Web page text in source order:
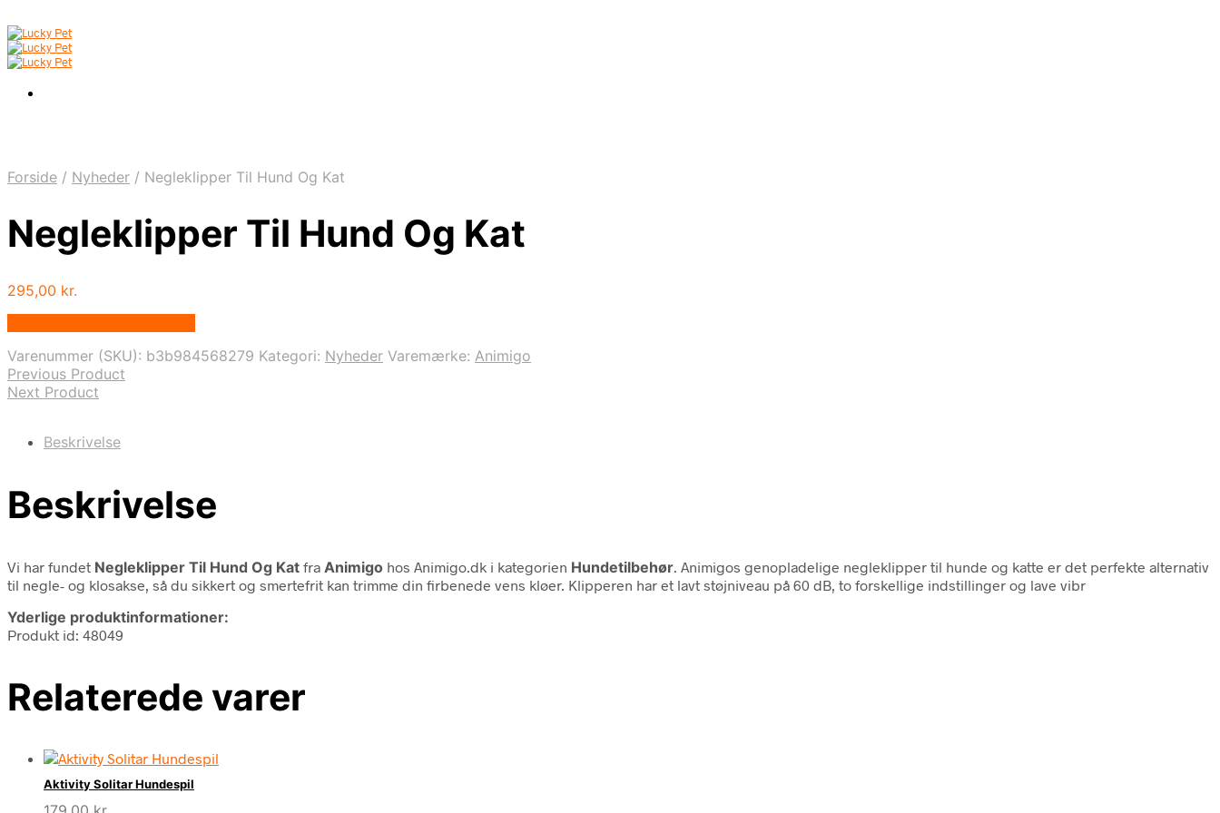
Forside / Nyheder / Negleklipper Til Hund Og Kat
Negleklipper Til Hund Og Kat
295,00 kr.
Varenummer (SKU): b3b984568279 Kategori: Nyheder Varemærke: Animigo
Previous Product
Next Product
Beskrivelse
Beskrivelse
Vi har fundet Negleklipper Til Hund Og Kat fra Animigo hos Animigo.dk i kategorien Hundetilbehør . Animigos genopladelige negleklipper til hunde og katte er det perfekte alternativ
til negle- og klosakse, så du sikkert og smertefrit kan trimme din firbenede vens kløer. Klipperen har et lavt støjniveau på 60 dB, to forskellige indstillinger og lave vibr
Yderlige produktinformationer:
Produkt id: 48049
Relaterede varer
Aktivity Solitar Hundespil